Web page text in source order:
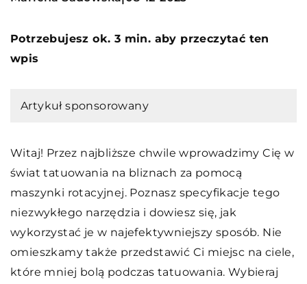
Potrzebujesz ok. 3 min. aby przeczytać ten
wpis
Artykuł sponsorowany
Witaj! Przez najbliższe chwile wprowadzimy Cię w
świat tatuowania na bliznach za pomocą
maszynki rotacyjnej. Poznasz specyfikacje tego
niezwykłego narzędzia i dowiesz się, jak
wykorzystać je w najefektywniejszy sposób. Nie
omieszkamy także przedstawić Ci miejsc na ciele,
które mniej bolą podczas tatuowania. Wybieraj